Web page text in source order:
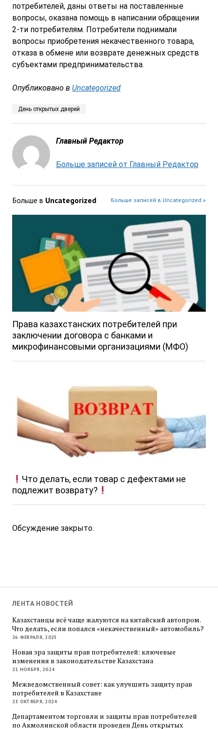
потребителей, даны ответы на поставленные
вопросы, оказана помощь в написании обращении
2-ти потребителям. Потребители поднимали
вопросы приобретения некачественного товара,
отказа в обмене или возврате денежных средств
субъектами предпринимательства.
Опубликовано в Uncategorized
День открытых дверей
Главный Редактор
Больше записей от Главный Редактор
Больше в Uncategorized Больше записей в Uncategorized »
Права казахстанских потребителей при
заключении договора с банками и
микрофинансовыми организациями (МФО)
Что делать, если товар с дефектами не
подлежит возврату?
Обсуждение закрыто.
ЛЕНТА НОВОСТЕЙ
Казахстанцы всё чаще жалуются на китайский автопром.
Что делать, если попался «некачественный» автомобиль?
26 ФЕВРАЛЯ, 2025
Новая эра защиты прав потребителей: ключевые
изменения в законодательстве Казахстана
21 НОЯБРЯ, 2024
Межведомственный совет: как улучшить защиту прав
потребителей в Казахстане
23 ОКТЯБРЯ, 2024
Департаментом торговли и защиты прав потребителей
по Акмолинской области проведен День открытых